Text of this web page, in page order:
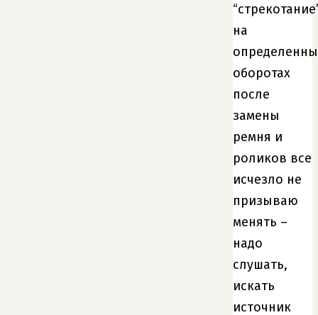
на
оборотах
после
замены
ремня и
роликов все
исчезло не
призываю
менять –
надо
слушать,
искать
источник